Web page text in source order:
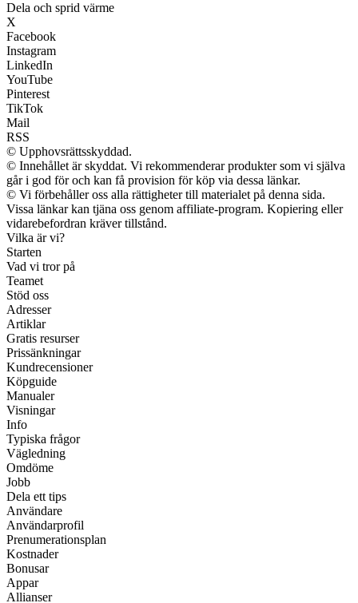
Dela och sprid värme
X
Facebook
Instagram
LinkedIn
YouTube
Pinterest
TikTok
Mail
RSS
© Upphovsrättsskyddad.
© Innehållet är skyddat. Vi rekommenderar produkter som vi själva
går i god för och kan få provision för köp via dessa länkar.
© Vi förbehåller oss alla rättigheter till materialet på denna sida.
Vissa länkar kan tjäna oss genom affiliate-program. Kopiering eller
vidarebefordran kräver tillstånd.
Vilka är vi?
Starten
Vad vi tror på
Teamet
Stöd oss
Adresser
Artiklar
Gratis resurser
Prissänkningar
Kundrecensioner
Köpguide
Manualer
Visningar
Info
Typiska frågor
Vägledning
Omdöme
Jobb
Dela ett tips
Användare
Användarprofil
Prenumerationsplan
Kostnader
Bonusar
Appar
Allianser